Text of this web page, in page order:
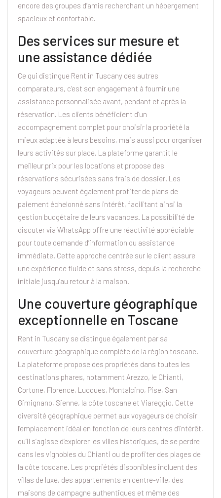
encore des groupes d’amis recherchant un hébergement
spacieux et confortable.
Des services sur mesure et
une assistance dédiée
Ce qui distingue Rent in Tuscany des autres
comparateurs, c’est son engagement à fournir une
assistance personnalisée avant, pendant et après la
réservation. Les clients bénéficient d’un
accompagnement complet pour choisir la propriété la
mieux adaptée à leurs besoins, mais aussi pour organiser
leurs activités sur place. La plateforme garantit le
meilleur prix pour les locations et propose des
réservations sécurisées sans frais de dossier. Les
voyageurs peuvent également profiter de plans de
paiement échelonné sans intérêt, facilitant ainsi la
gestion budgétaire de leurs vacances. La possibilité de
discuter via WhatsApp offre une réactivité appréciable
pour toute demande d’information ou assistance
immédiate. Cette approche centrée sur le client assure
une expérience fluide et sans stress, depuis la recherche
initiale jusqu’au retour à la maison.
Une couverture géographique
exceptionnelle en Toscane
Rent in Tuscany se distingue également par sa
couverture géographique complète de la région toscane.
La plateforme propose des propriétés dans toutes les
destinations phares, notamment Arezzo, le Chianti,
Cortone, Florence, Lucques, Montalcino, Pise, San
Gimignano, Sienne, la côte toscane et Viareggio. Cette
diversité géographique permet aux voyageurs de choisir
l’emplacement idéal en fonction de leurs centres d’intérêt,
qu’il s’agisse d’explorer les villes historiques, de se perdre
dans les vignobles du Chianti ou de profiter des plages de
la côte toscane. Les propriétés disponibles incluent des
villas de luxe, des appartements en centre-ville, des
maisons de campagne authentiques et même des